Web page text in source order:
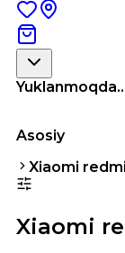
Asosiy
Xiaomi
Xiaomi